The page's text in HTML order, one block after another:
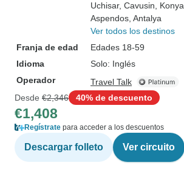
Uchisar, Cavusin , Konya
Aspendos , Antalya
Ver todos los destinos
Franja de edad
Edades 18-59
Idioma
Solo: Inglés
Operador
Travel Talk
Desde €2,346 40% de descuento
€1,408
Regístrate para acceder a los descuentos
Descargar folleto Ver circuito